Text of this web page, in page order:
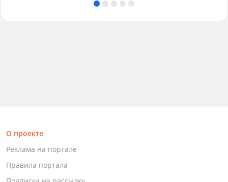
О проекте
Реклама на портале
Правила портала